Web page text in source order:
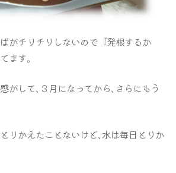
がチリチリしないので『発根するか
ます｡
がして､３月になってから､さらにもう
りかえたことないけど､水は毎日とりか